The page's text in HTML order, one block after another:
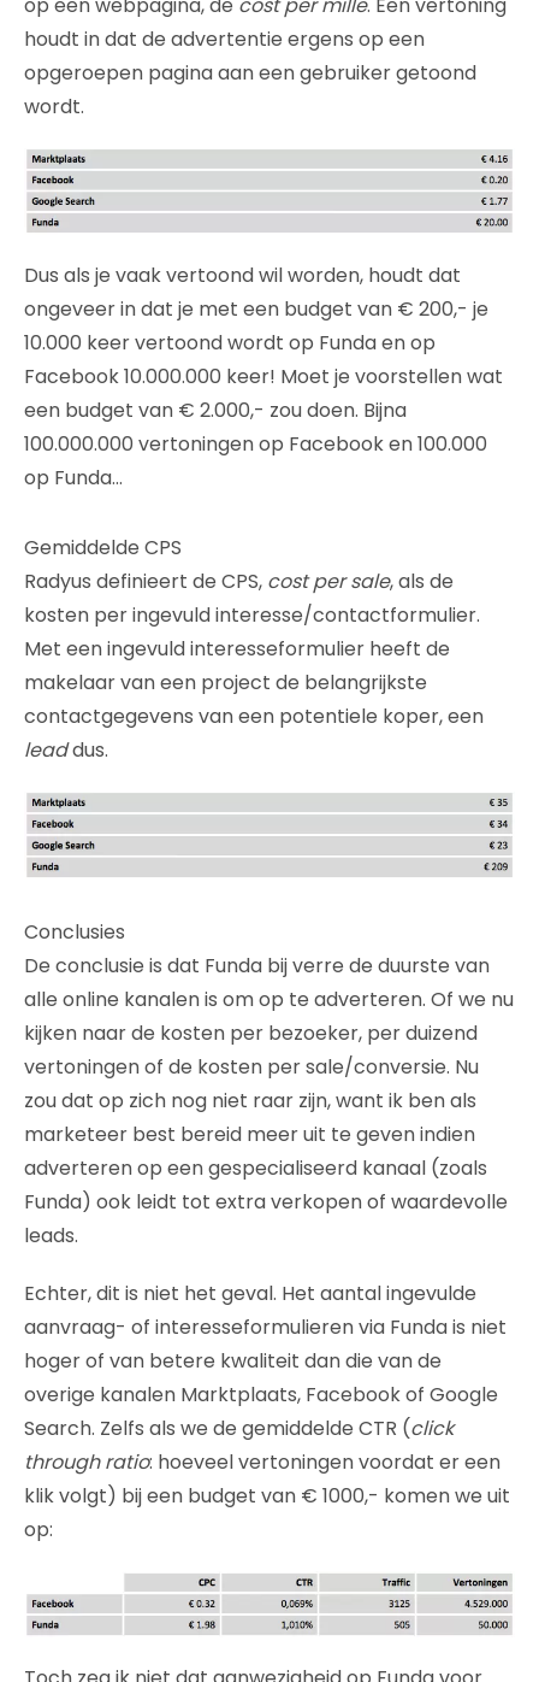
op een webpagina, de cost per mille. Een vertoning
houdt in dat de advertentie ergens op een
opgeroepen pagina aan een gebruiker getoond
wordt.
Dus als je vaak vertoond wil worden, houdt dat
ongeveer in dat je met een budget van € 200,- je
10.000 keer vertoond wordt op Funda en op
Facebook 10.000.000 keer! Moet je voorstellen wat
een budget van € 2.000,- zou doen. Bijna
100.000.000 vertoningen op Facebook en 100.000
op Funda…
Gemiddelde CPS
Radyus definieert de CPS, cost per sale, als de
kosten per ingevuld interesse/contactformulier.
Met een ingevuld interesseformulier heeft de
makelaar van een project de belangrijkste
contactgegevens van een potentiele koper, een
leaddus.
Conclusies
De conclusie is dat Funda bij verre de duurste van
alle online kanalen is om op te adverteren. Of we nu
kijken naar de kosten per bezoeker, per duizend
vertoningen of de kosten per sale/conversie. Nu
zou dat op zich nog niet raar zijn, want ik ben als
marketeer best bereid meer uit te geven indien
adverteren op een gespecialiseerd kanaal (zoals
Funda) ook leidt tot extra verkopen of waardevolle
leads.
Echter, dit is niet het geval. Het aantal ingevulde
aanvraag- of interesseformulieren via Funda is niet
hoger of van betere kwaliteit dan die van de
overige kanalen Marktplaats, Facebook of Google
Search. Zelfs als we de gemiddelde CTR (click
through ratio: hoeveel vertoningen voordat er een
klik volgt) bij een budget van € 1000,- komen we uit
op: